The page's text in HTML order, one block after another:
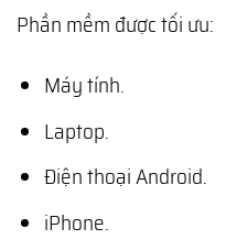
Phần mềm được tối ưu:
Máy tính.
Laptop.
Điện thoại Android.
iPhone.